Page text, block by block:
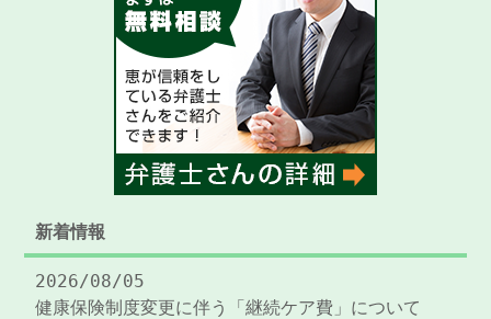
新着情報
2026/08/05
健康保険制度変更に伴う「継続ケア費」について